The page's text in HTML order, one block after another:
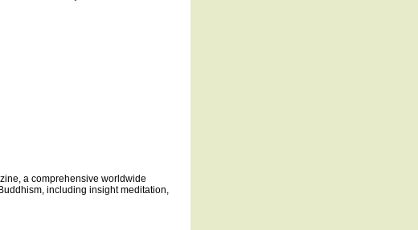
a comprehensive worldwide
including insight meditation,